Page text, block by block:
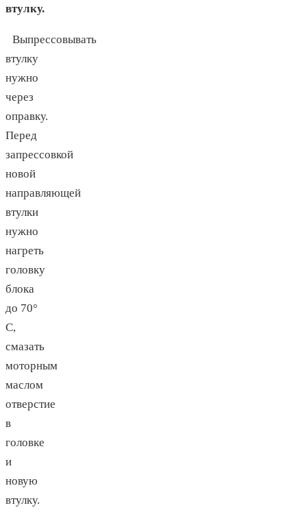
втулку.
Выпрессовывать
втулку
нужно
через
оправку.
Перед
запрессовкой
новой
направляющей
втулки
нужно
нагреть
головку
блока
до 70°
С,
смазать
моторным
маслом
отверстие
в
головке
и
новую
втулку.